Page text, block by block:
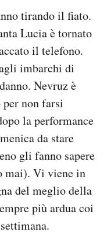
tirando il fiato.
Lucia è tornato
il telefono.
imbarchi di
Nevruz è
non farsi
la performance
da stare
gli fanno sapere
mai). Vi viene in
del meglio della
più ardua coi